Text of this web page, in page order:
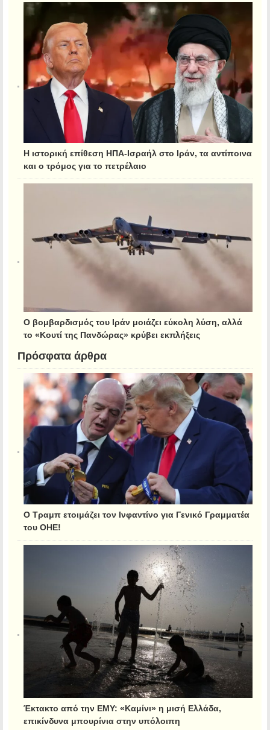
Η ιστορική επίθεση ΗΠΑ-Ισραήλ στο Ιράν, τα αντίποινα
και ο τρόμος για το πετρέλαιο
Ο βομβαρδισμός του Ιράν μοιάζει εύκολη λύση, αλλά
το «Κουτί της Πανδώρας» κρύβει εκπλήξεις
Πρόσφατα άρθρα
Ο Τραμπ ετοιμάζει τον Ινφαντίνο για Γενικό Γραμματέα
του ΟΗΕ!
Έκτακτο από την ΕΜΥ: «Καμίνι» η μισή Ελλάδα,
επικίνδυνα μπουρίνια στην υπόλοιπη